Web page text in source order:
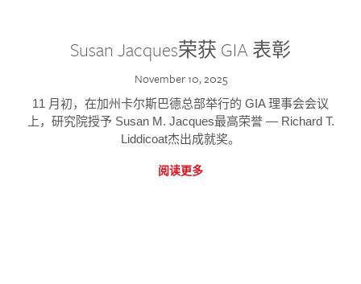
Susan Jacques荣获 GIA 表彰
November 10, 2025
11 月初，在加州卡尔斯巴德总部举行的 GIA 理事会会议
上，研究院授予 Susan M. Jacques最高荣誉 — Richard T.
Liddicoat杰出成就奖。
阅读更多